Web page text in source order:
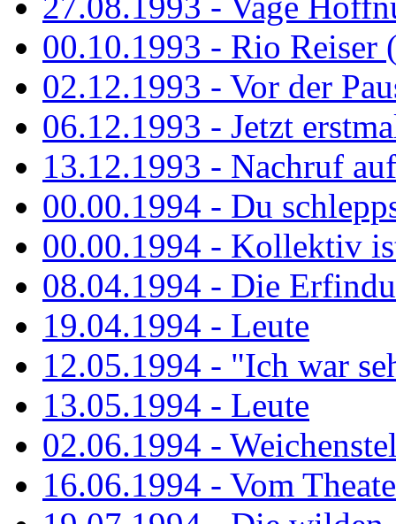
00.10.1993 - Rio Reiser
02.12.1993 - Vor der
06.12.1993 - Jetzt
13.12.1993 - Nachruf
00.00.1994 - Du
00.00.1994 - Kollektiv
08.04.1994 - Die
19.04.1994 - Leute
12.05.1994 - "Ich war
13.05.1994 - Leute
02.06.1994 -
16.06.1994 - Vom